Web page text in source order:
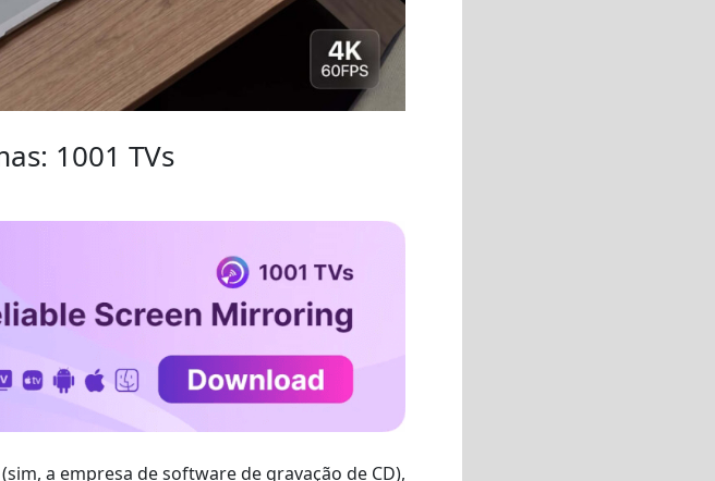
1001 TVs
a empresa de software de gravação de CD),